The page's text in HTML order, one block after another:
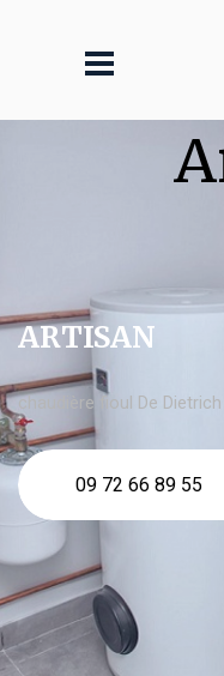
ARTISAN
chaudière fioul De
09 72 66 89 55